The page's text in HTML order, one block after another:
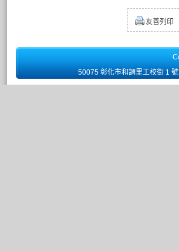
友善列印
50075 彰化市和調里工校街 1 號